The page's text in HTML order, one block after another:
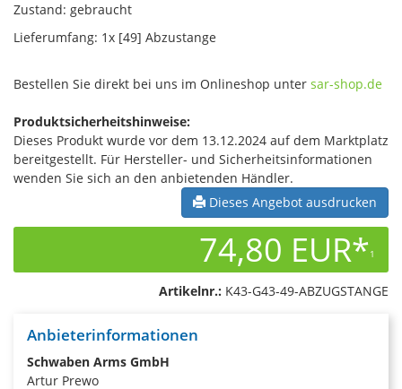
Zustand: gebraucht
Lieferumfang: 1x [49] Abzustange
Bestellen Sie direkt bei uns im Onlineshop unter sar-shop.de
Produktsicherheitshinweise:
Dieses Produkt wurde vor dem 13.12.2024 auf dem Marktplatz
bereitgestellt. Für Hersteller- und Sicherheitsinformationen
wenden Sie sich an den anbietenden Händler.
Dieses Angebot ausdrucken
74,80 EUR*1
Artikelnr.: K43-G43-49-ABZUGSTANGE
Anbieterinformationen
Schwaben Arms GmbH
Artur Prewo